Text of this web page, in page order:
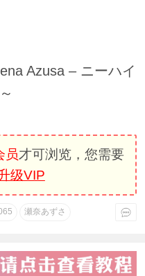
Azusa – ニーハイ
员才可浏览，您需要
级VIP
瀬奈あずさ